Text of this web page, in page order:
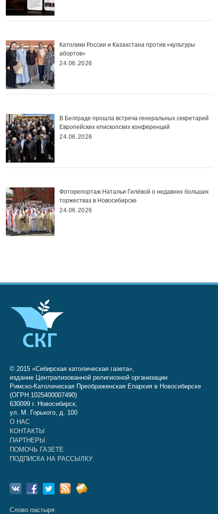
Католики России и Казахстана против «культуры
абортов»
24.06.2026
В Белграде прошла встреча генеральных секретарей
Европейских епископских конференций
24.06.2026
Фоторепортаж Натальи Гилёвой о недавних больших
торжествах в Новосибирске
24.06.2026
© 2015 «Сибирская католическая газета»,
издание Централизованной религиозной организации
Римско-Католическая Преображенская Епархия в Новосибирске
(ОГРН 1025400007490)
630099 г. Новосибирск,
ул. М. Горького, д. 100
О НАС
КОНТАКТЫ
ПАРТНЕРЫ
ПОМОЧЬ ГАЗЕТЕ
ПОДПИСКА НА РАССЫЛКУ
Слово пастыря